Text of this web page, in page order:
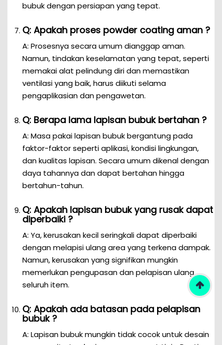
bubuk dengan persiapan yang tepat.
Q: Apakah proses powder coating aman ?
A: Prosesnya secara umum dianggap aman.
Namun, tindakan keselamatan yang tepat, seperti
memakai alat pelindung diri dan memastikan
ventilasi yang baik, harus diikuti selama
pengaplikasian dan pengawetan.
Q: Berapa lama lapisan bubuk bertahan ?
A: Masa pakai lapisan bubuk bergantung pada
faktor-faktor seperti aplikasi, kondisi lingkungan,
dan kualitas lapisan. Secara umum dikenal dengan
daya tahannya dan dapat bertahan hingga
bertahun-tahun.
Q: Apakah lapisan bubuk yang rusak dapat
diperbaiki ?
A: Ya, kerusakan kecil seringkali dapat diperbaiki
dengan melapisi ulang area yang terkena dampak.
Namun, kerusakan yang signifikan mungkin
memerlukan pengupasan dan pelapisan ulang
seluruh item.
Q: Apakah ada batasan pada pelapisan
bubuk ?
A: Lapisan bubuk mungkin tidak cocok untuk desain